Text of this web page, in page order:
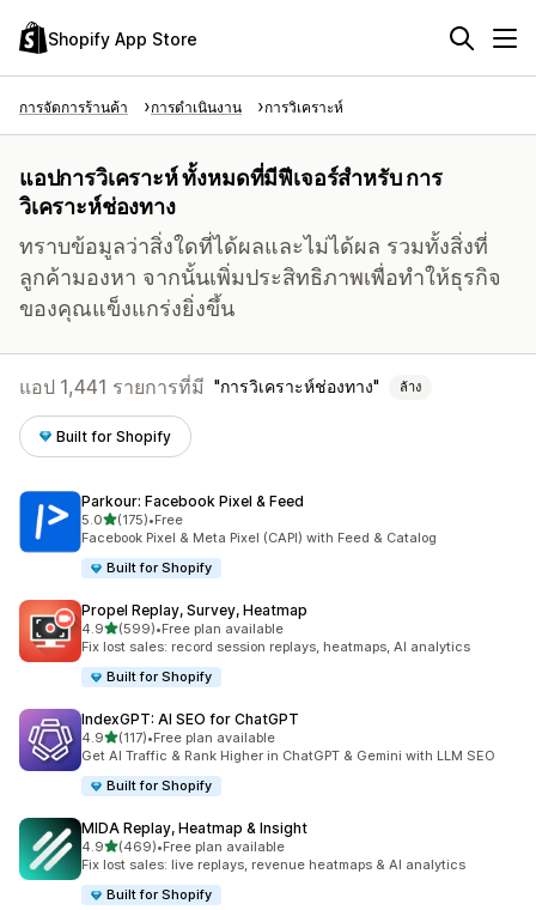
Shopify App Store
การจัดการร้านค้า การดำเนินงาน การวิเคราะห์
แอปการวิเคราะห์ ทั้งหมดที่มีฟีเจอร์สำหรับ การ
วิเคราะห์ช่องทาง
ทราบข้อมูลว่าสิ่งใดที่ได้ผลและไม่ได้ผล รวมทั้งสิ่งที่
ลูกค้ามองหา จากนั้นเพิ่มประสิทธิภาพเพื่อทำให้ธุรกิจ
ของคุณแข็งแกร่งยิ่งขึ้น
แอป 1,441 รายการที่มี การวิเคราะห์ช่องทาง ล้าง
Built for Shopify
Parkour: Facebook Pixel & Feed
5.0เต็ม 5 ดาว
(175)
ทั้งหมด 175 รีวิว
•Free
Facebook Pixel & Meta Pixel (CAPI) with Feed & Catalog
Built for Shopify
Propel Replay, Survey, Heatmap
4.9เต็ม 5 ดาว
(599)
ทั้งหมด 599 รีวิว
•Free plan available
Fix lost sales: record session replays, heatmaps, AI analytics
Built for Shopify
IndexGPT: AI SEO for ChatGPT
4.9เต็ม 5 ดาว
(117)
ทั้งหมด 117 รีวิว
•Free plan available
Get AI Traffic & Rank Higher in ChatGPT & Gemini with LLM SEO
Built for Shopify
MIDA Replay, Heatmap & Insight
4.9เต็ม 5 ดาว
(469)
ทั้งหมด 469 รีวิว
•Free plan available
Fix lost sales: live replays, revenue heatmaps & AI analytics
Built for Shopify